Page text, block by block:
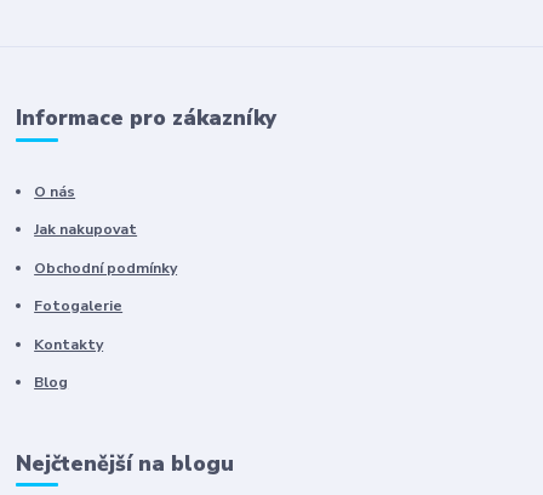
Informace pro zákazníky
O nás
Jak nakupovat
Obchodní podmínky
Fotogalerie
Kontakty
Blog
Nejčtenější na blogu